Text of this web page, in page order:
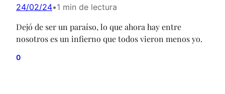
24/02/24•1 min de lectura
Dejó de ser un paraíso, lo que ahora hay entre
nosotros es un infierno que todos vieron menos yo.
0